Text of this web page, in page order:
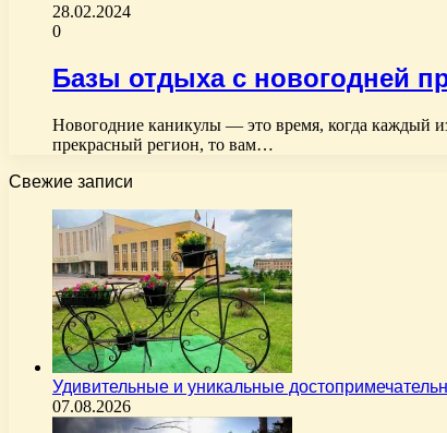
28.02.2024
0
Базы отдыха с новогодней
Новогодние каникулы — это время, когда каждый
прекрасный регион, то вам…
Свежие записи
Удивительные и уникальные
07.08.2026